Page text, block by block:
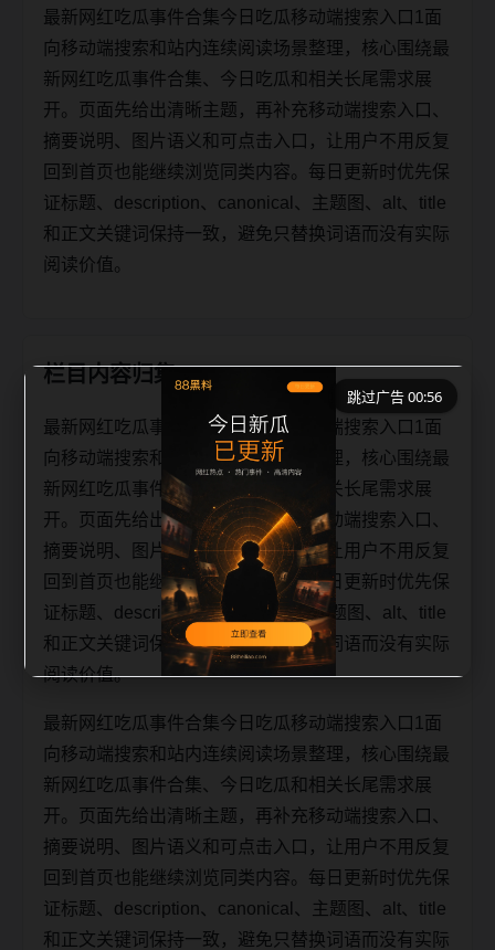
最新网红吃瓜事件合集今日吃瓜移动端搜索入口1面
向移动端搜索和站内连续阅读场景整理，核心围绕最
新网红吃瓜事件合集、今日吃瓜和相关长尾需求展
开。页面先给出清晰主题，再补充移动端搜索入口、
摘要说明、图片语义和可点击入口，让用户不用反复
回到首页也能继续浏览同类内容。每日更新时优先保
证标题、description、canonical、主题图、alt、title
和正文关键词保持一致，避免只替换词语而没有实际
阅读价值。
栏目内容归集
最新网红吃瓜事件合集今日吃瓜移动端搜索入口1面
向移动端搜索和站内连续阅读场景整理，核心围绕最
新网红吃瓜事件合集、今日吃瓜和相关长尾需求展
开。页面先给出清晰主题，再补充移动端搜索入口、
摘要说明、图片语义和可点击入口，让用户不用反复
回到首页也能继续浏览同类内容。每日更新时优先保
证标题、description、canonical、主题图、alt、title
和正文关键词保持一致，避免只替换词语而没有实际
阅读价值。
最新网红吃瓜事件合集今日吃瓜移动端搜索入口1面
向移动端搜索和站内连续阅读场景整理，核心围绕最
新网红吃瓜事件合集、今日吃瓜和相关长尾需求展
开。页面先给出清晰主题，再补充移动端搜索入口、
摘要说明、图片语义和可点击入口，让用户不用反复
回到首页也能继续浏览同类内容。每日更新时优先保
证标题、description、canonical、主题图、alt、title
和正文关键词保持一致，避免只替换词语而没有实际
跳过广告 00:56